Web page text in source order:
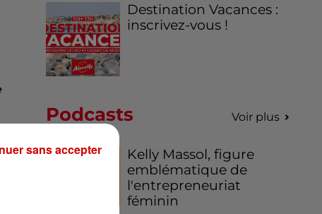
Destination Vacances :
inscrivez-vous !
Podcasts Voir plus
Kelly Massol, figure
emblématique de
l'entrepreneuriat
féminin
sans accepter